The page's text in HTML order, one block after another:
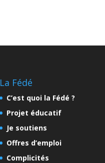
La Fédé
C’est quoi la Fédé ?
Projet éducatif
Je soutiens
Offres d’emploi
Complicités